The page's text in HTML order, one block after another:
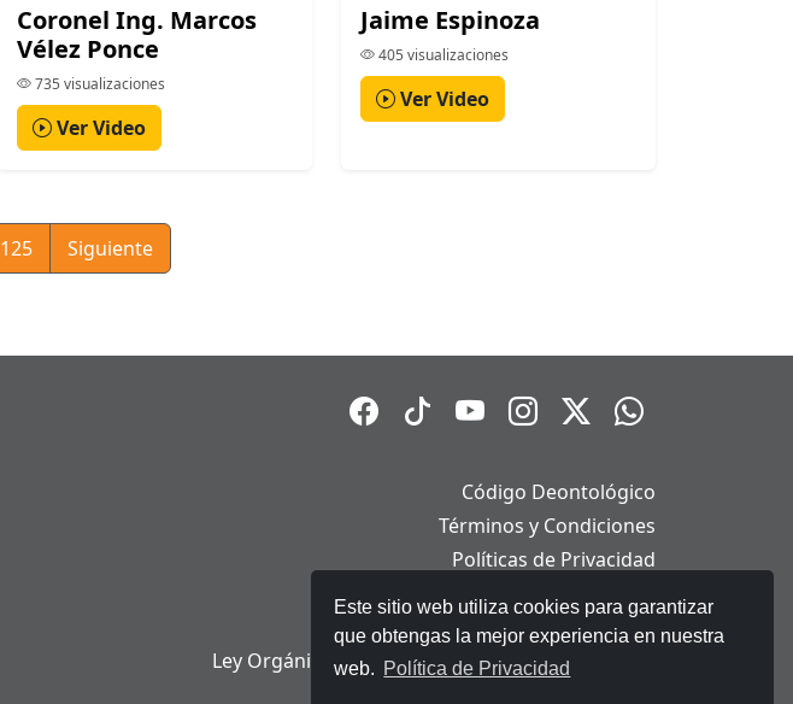
Este sitio web utiliza cookies para garantizar
que obtengas la mejor experiencia en nuestra
web. Política de Privacidad
Coronel Ing. Marcos
Vélez Ponce
735 visualizaciones
Ver Video
Jaime Espinoza
405 visualizaciones
Ver Video
125 Siguiente
Código Deontológico
Términos y Condiciones
Políticas de Privacidad
Políticas de Cookies
Aviso Legal
Ley Orgánica de Protección de Datos Personales